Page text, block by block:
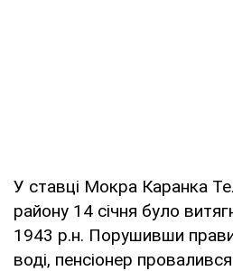
У ставці Мокра Каранка
району 14 січня було
1943 р.н. Порушивши
воді, пенсіонер провалився